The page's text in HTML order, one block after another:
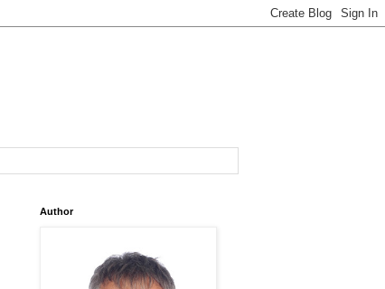
Author